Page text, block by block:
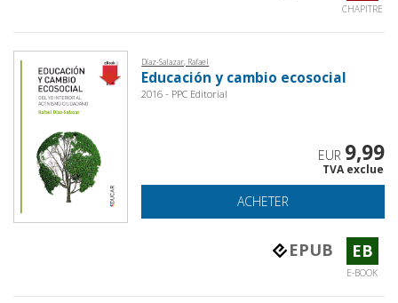
CHAPITRE
Díaz-Salazar, Rafael
Educación y cambio ecosocial
2016 - PPC Editorial
EUR 9,99
TVA exclue
ACHETER
EPUB EB
E-BOOK